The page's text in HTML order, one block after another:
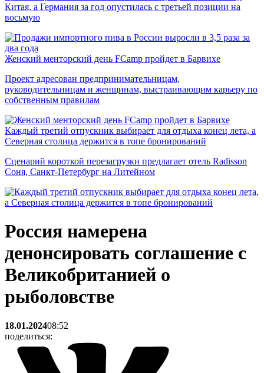
Китая, а Германия за год опустилась с третьей позиции на
восьмую
Женский менторский день FCamp пройдет в Барвихе
Проект адресован предпринимательницам,
руководительницам и женщинам, выстраивающим карьеру по
собственным правилам
Каждый третий отпускник выбирает для отдыха конец лета, а
Северная столица держится в топе бронирований
Сценарий короткой перезагрузки предлагает отель Radisson
Соня, Санкт-Петербург на Литейном
Россия намерена
денонсировать соглашение с
Великобританией о
рыболовстве
18.01.202408:52
поделиться: